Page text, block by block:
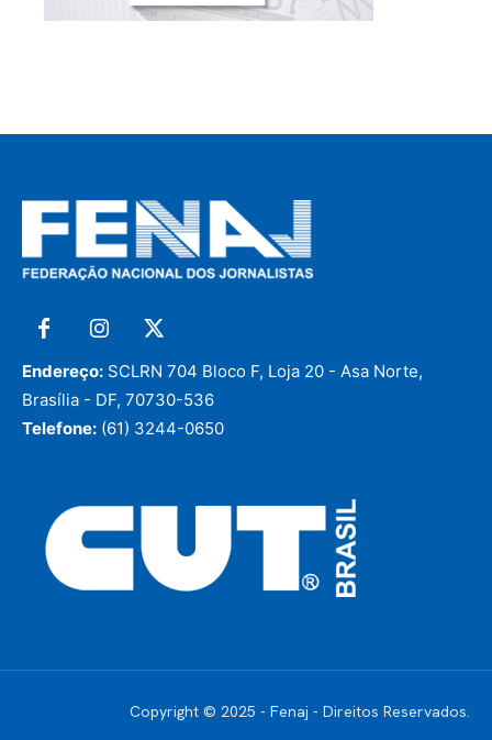
Endereço: SCLRN 704 Bloco F, Loja 20 - Asa Norte,
Brasília - DF, 70730-536
Telefone: (61) 3244-0650
Copyright © 2025 - Fenaj - Direitos Reservados.